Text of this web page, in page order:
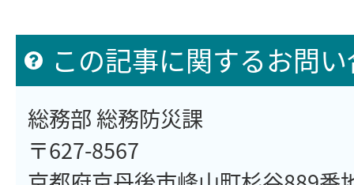
この記事に関するお問
総務部 総務防災課
〒627-8567